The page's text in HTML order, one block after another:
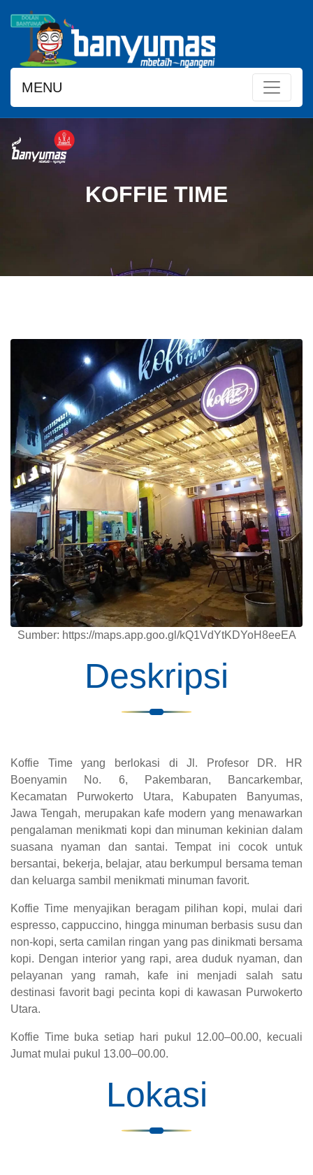
MENU
KOFFIE TIME
Sumber: https://maps.app.goo.gl/kQ1VdYtKDYoH8eeEA
Deskripsi
Koffie Time yang berlokasi di Jl. Profesor DR. HR
Boenyamin No. 6, Pakembaran, Bancarkembar,
Kecamatan Purwokerto Utara, Kabupaten Banyumas,
Jawa Tengah, merupakan kafe modern yang menawarkan
pengalaman menikmati kopi dan minuman kekinian dalam
suasana nyaman dan santai. Tempat ini cocok untuk
bersantai, bekerja, belajar, atau berkumpul bersama teman
dan keluarga sambil menikmati minuman favorit.
Koffie Time menyajikan beragam pilihan kopi, mulai dari
espresso, cappuccino, hingga minuman berbasis susu dan
non-kopi, serta camilan ringan yang pas dinikmati bersama
kopi. Dengan interior yang rapi, area duduk nyaman, dan
pelayanan yang ramah, kafe ini menjadi salah satu
destinasi favorit bagi pecinta kopi di kawasan Purwokerto
Utara.
Koffie Time buka setiap hari pukul 12.00–00.00, kecuali
Jumat mulai pukul 13.00–00.00.
Lokasi